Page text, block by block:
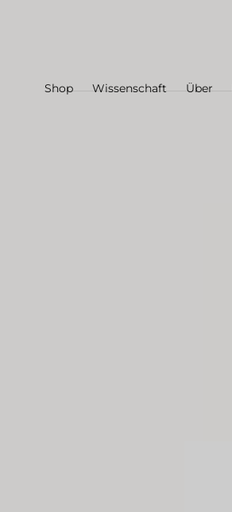
Shop Wissenschaft Über